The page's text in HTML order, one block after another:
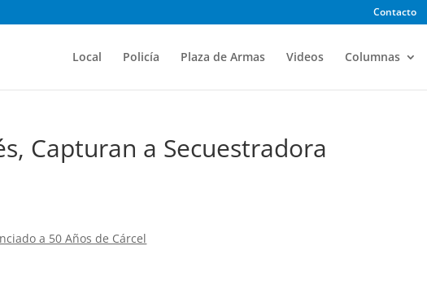
Contacto
Local Policía Plaza de Armas Videos Columnas
Capturan a Secuestradora
a 50 Años de Cárcel